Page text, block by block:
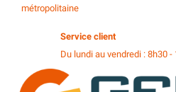
métropolitaine
Service client
Du lundi au vendredi : 8h30